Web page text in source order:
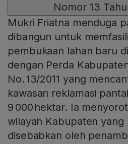
Nomor 13
Mukri Friatna menduga
dibangun untuk
pembukaan lahan baru
dengan Perda
No. 13/2011 yang
kawasan reklamasi
9 000 hektar. Ia
wilayah Kabupaten yang
disebabkan oleh